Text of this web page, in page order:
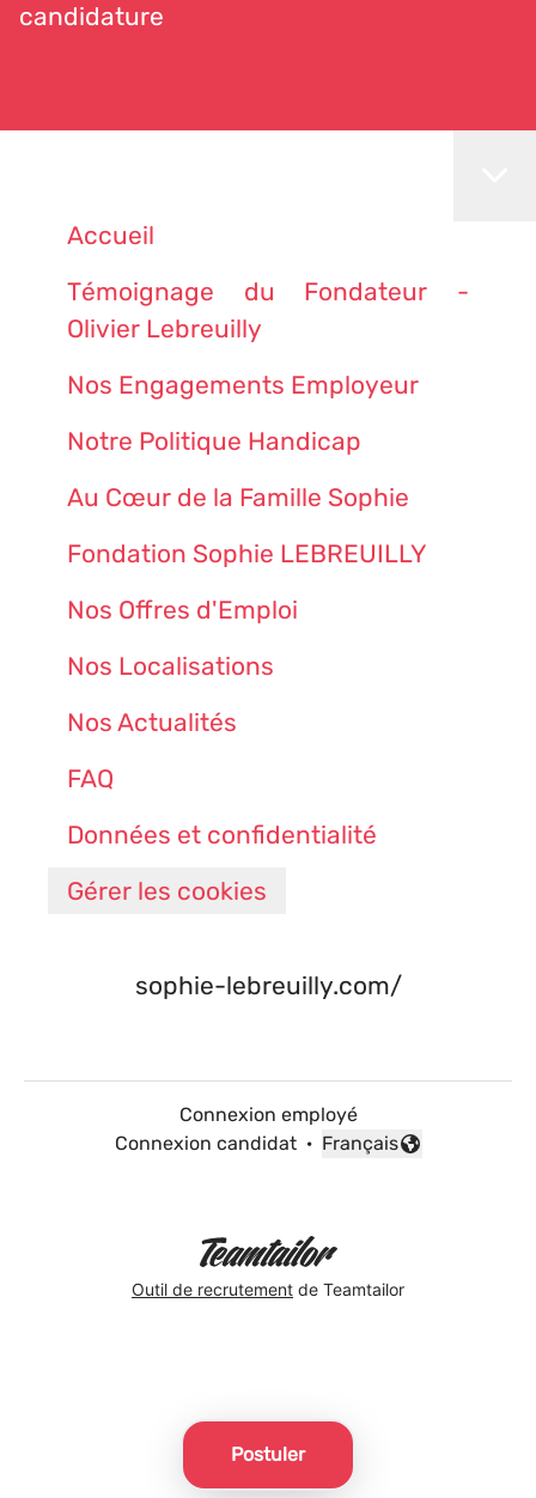
Postuler
candidature
Accueil
Témoignage du Fondateur -
Olivier Lebreuilly
Nos Engagements Employeur
Notre Politique Handicap
Au Cœur de la Famille Sophie
Fondation Sophie LEBREUILLY
Nos Offres d'Emploi
Nos Localisations
Nos Actualités
FAQ
Données et confidentialité
Gérer les cookies
sophie-lebreuilly.com/
Connexion employé
Connexion candidat ·
Changer la langue
Français
Outil de recrutement de Teamtailor